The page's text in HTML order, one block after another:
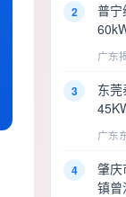
2
普宁
广东
3
东
广东
4
肇庆
镇曾